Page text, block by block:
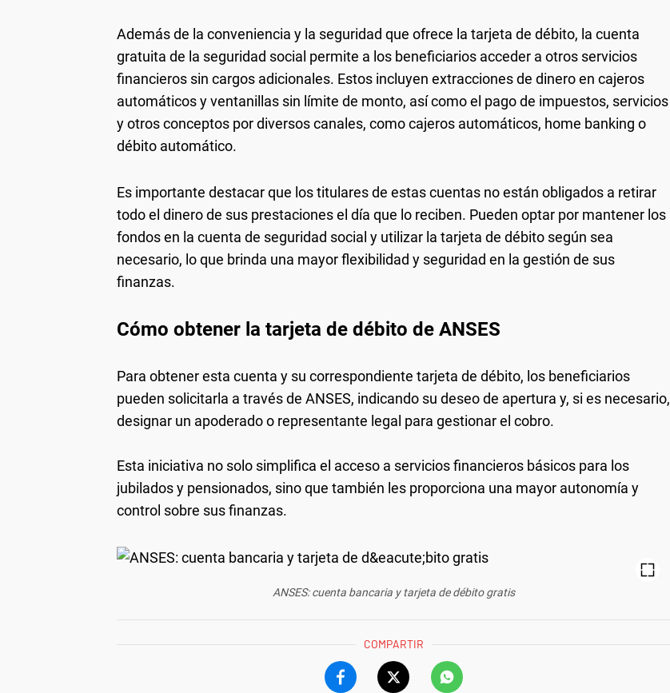
Además de la conveniencia y la seguridad que ofrece la tarjeta de débito, la cuenta
gratuita de la seguridad social permite a los beneficiarios acceder a otros servicios
financieros sin cargos adicionales. Estos incluyen extracciones de dinero en cajeros
automáticos y ventanillas sin límite de monto, así como el pago de impuestos, servicios
y otros conceptos por diversos canales, como cajeros automáticos, home banking o
débito automático.
Es importante destacar que los titulares de estas cuentas no están obligados a retirar
todo el dinero de sus prestaciones el día que lo reciben. Pueden optar por mantener los
fondos en la cuenta de seguridad social y utilizar la tarjeta de débito según sea
necesario, lo que brinda una mayor flexibilidad y seguridad en la gestión de sus
finanzas.
Cómo obtener la tarjeta de débito de ANSES
Para obtener esta cuenta y su correspondiente tarjeta de débito, los beneficiarios
pueden solicitarla a través de ANSES, indicando su deseo de apertura y, si es necesario,
designar un apoderado o representante legal para gestionar el cobro.
Esta iniciativa no solo simplifica el acceso a servicios financieros básicos para los
jubilados y pensionados, sino que también les proporciona una mayor autonomía y
control sobre sus finanzas.
ANSES: cuenta bancaria y tarjeta de débito gratis
COMPARTIR